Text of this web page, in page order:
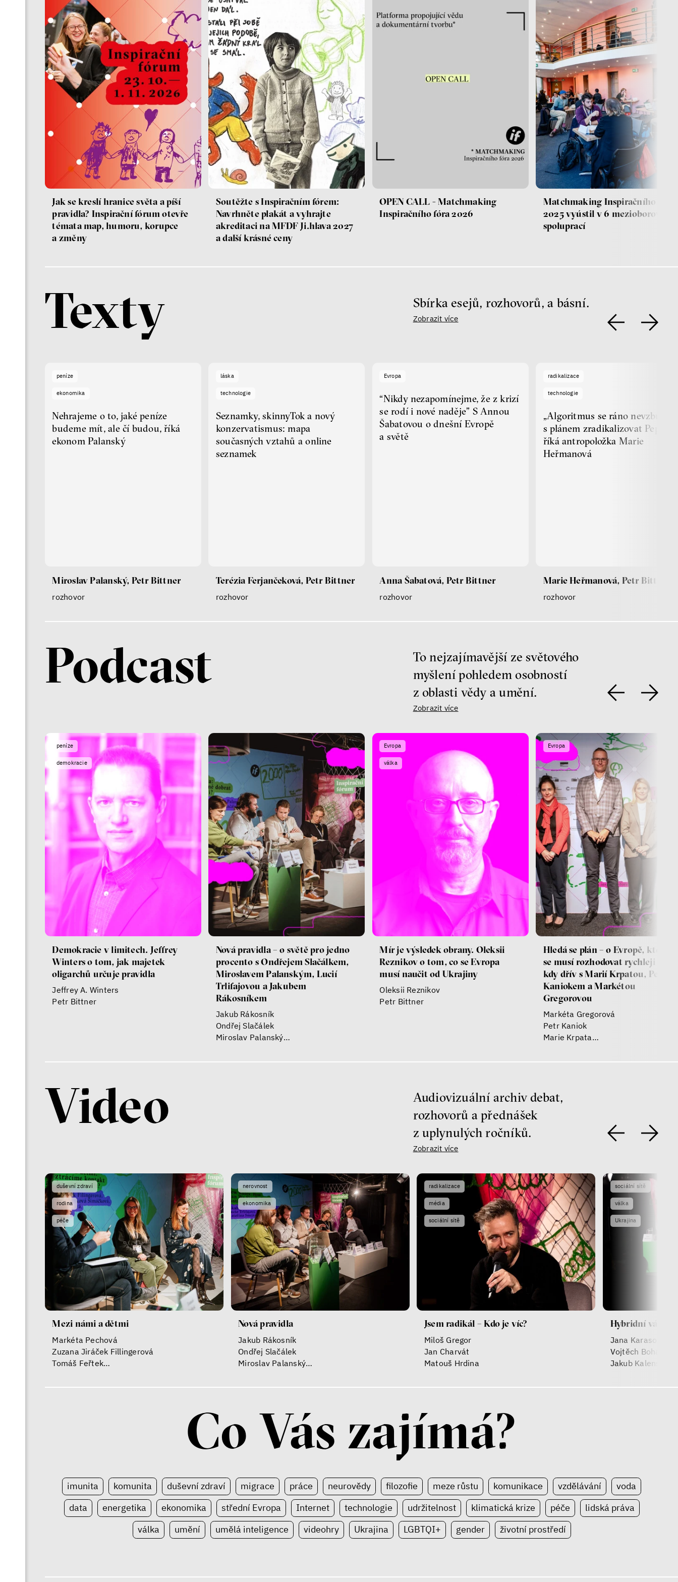
Jak se kreslí hranice světa a píší
pravidla? Inspirační fórum otevře
témata map, humoru, korupce
a změny
Soutěžte s Inspiračním fórem:
Navrhněte plakát a vyhrajte
akreditaci na MFDF Ji.hlava 2027
a další krásné ceny
OPEN CALL - Matchmaking
Inspiračního fóra 2026
Matchmaking Inspiračního fóra
2025 vyústil v 6 mezioborových
spoluprací
Texty Sbírka esejů, rozhovorů, a básní.
Zobrazit více
peníze
ekonomika
Nehrajeme o to, jaké peníze
budeme mít, ale čí budou, říká
ekonom Palanský
Miroslav Palanský, Petr Bittner
rozhovor
láska
technologie
Seznamky, skinnyTok a nový
konzervatismus: mapa
současných vztahů a online
seznamek
Terézia Ferjančeková, Petr Bittner
rozhovor
Evropa
“Nikdy nezapomínejme, že z krizí
se rodí i nové naděje” S Annou
Šabatovou o dnešní Evropě
a světě
Anna Šabatová, Petr Bittner
rozhovor
radikalizace
technologie
„Algoritmus se ráno nevzbudí
s plánem zradikalizovat Pepíka,”
říká antropoložka Marie
Heřmanová
Marie Heřmanová, Petr Bittner
rozhovor
Podcast
To nejzajímavější ze světového
myšlení pohledem osobností
z oblasti vědy a umění.
Zobrazit více
peníze
demokracie
Demokracie v limitech. Jeffrey
Winters o tom, jak majetek
oligarchů určuje pravidla
Jeffrey A. Winters
Petr Bittner
Nová pravidla – o světě pro jedno
procento s Ondřejem Slačálkem,
Miroslavem Palanským, Lucií
Trlifajovou a Jakubem
Rákosníkem
Jakub Rákosník
Ondřej Slačálek
Miroslav Palanský
Evropa
válka
Mír je výsledek obrany. Oleksii
Reznikov o tom, co se Evropa
musí naučit od Ukrajiny
Oleksii Reznikov
Petr Bittner
Evropa
Hledá se plán – o Evropě, která
se musí rozhodovat rychleji než
kdy dřív s Marií Krpatou, Petrem
Kaniokem a Markétou
Gregorovou
Markéta Gregorová
Petr Kaniok
Marie Krpata
Video
Audiovizuální archiv debat,
rozhovorů a přednášek
z uplynulých ročníků.
duševní zdraví
rodina
péče
Mezi námi a dětmi
Markéta Pechová
Zuzana Jiráček Fillingerová
nerovnost
ekonomika
Nová pravidla
Jakub Rákosník
Ondřej Slačálek
radikalizace
média
Jsem radikál – Kdo je víc?
Miloš Gregor
Jan Charvát
sociální sítě
válka
Hybridní válka
Jana Karasová
Vojtěch Boháč
Co Vás zajímá?
imunita komunita duševní zdraví migrace práce neurovědy filozofie meze růstu komunikace vzdělávání
voda
data
energetika ekonomika střední Evropa Internet technologie udržitelnost klimatická krize péče
lidská práva
válka
umění umělá inteligence videohry Ukrajina LGBTQI+ gender životní prostředí